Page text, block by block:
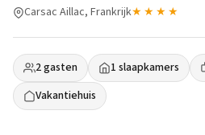
Carsac Aillac, Frankrijk★★★★
2 gasten 1 slaapkamers
Vakantiehuis